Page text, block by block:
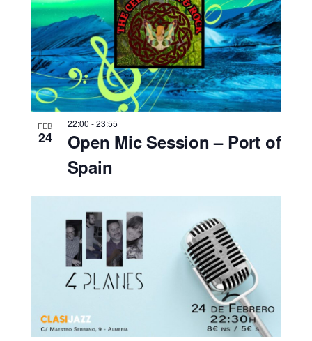
FEB
24
22:00 -23:55
Open Mic Session – Port of
Spain